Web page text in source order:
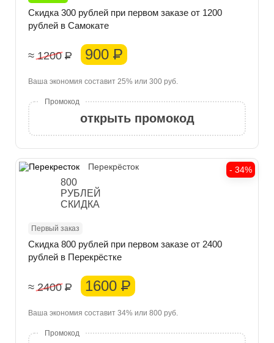
Скидка 300 рублей при первом заказе от 1200
рублей в Самокате
≈ 1200Р 900 Р
Ваша экономия составит 25% или 300 руб.
открыть промокод
- 34%
800
РУБЛЕЙ
СКИДКА
Первый заказ
Скидка 800 рублей при первом заказе от 2400
рублей в Перекрёстке
≈ 2400Р 1600 Р
Ваша экономия составит 34% или 800 руб.
Перекрёсток